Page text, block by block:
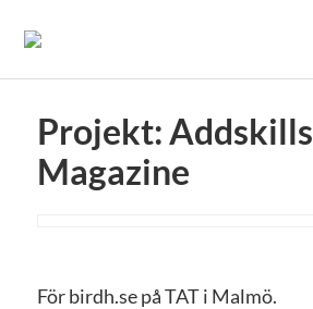
Projekt: Addskills
Magazine
För birdh.se på TAT i Malmö.